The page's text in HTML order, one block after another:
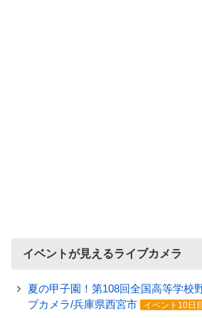
イベントが見えるライブカメラ
夏の甲子園！第108回全国高等学校
ブカメラ/兵庫県西宮市
イベント10日目